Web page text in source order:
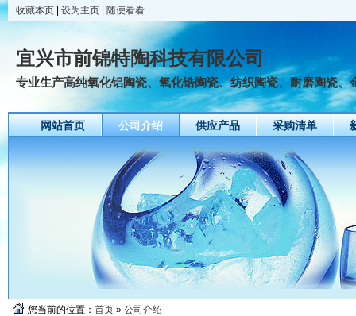
收藏本页 设为主页 随便看看
宜兴市前锦特陶科技有限公司
专业生产高纯氧化铝陶瓷、氧化锆陶瓷、纺织陶瓷、耐磨陶瓷、
网站首页 公司介绍 供应产品 采购清单
您当前的位置： 首页 » 公司介绍